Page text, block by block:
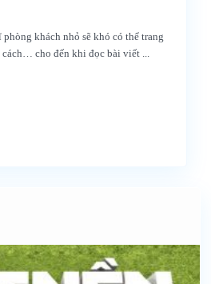
khách nhỏ sẽ khó có thể trang
cách… cho đến khi đọc bài viết ...